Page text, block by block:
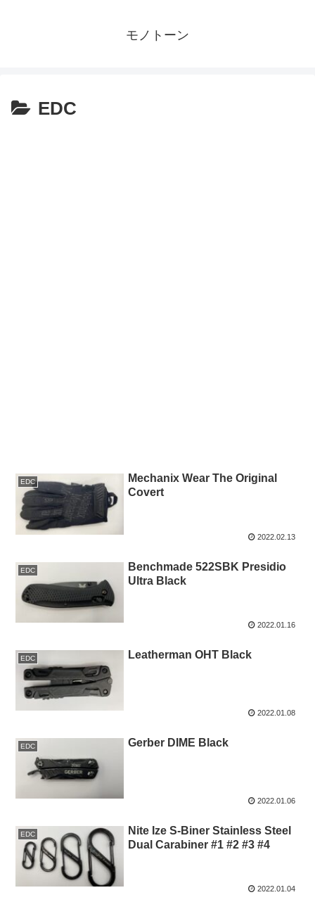
モノトーン
EDC
EDC
Mechanix Wear The Original
Covert
2022.02.13
EDC
Benchmade 522SBK Presidio
Ultra Black
2022.01.16
EDC Leatherman OHT Black
2022.01.08
EDC Gerber DIME Black
2022.01.06
EDC
Nite Ize S-Biner Stainless Steel
Dual Carabiner #1 #2 #3 #4
2022.01.04